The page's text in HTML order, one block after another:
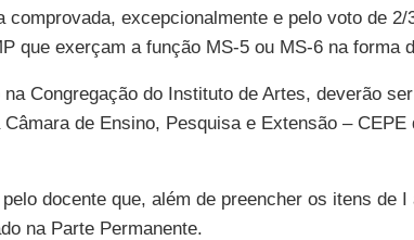
excepcionalmente e pelo voto de
que exerçam a função MS-5 ou MS-6 na forma
Congregação do Instituto de Artes, deverão
de Ensino, Pesquisa e Extensão –
docente que, além de preencher os itens de
na Parte Permanente.